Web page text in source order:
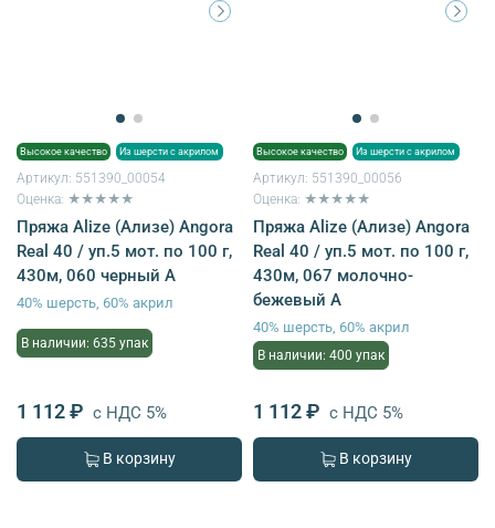
Высокое качество Из шерсти с акрилом
Артикул: 551390_00054
Оценка: ★★★★★
Пряжа Alize (Ализе) Angora
Real 40 / уп.5 мот. по 100 г,
430м, 060 черный A
40% шерсть, 60% акрил
В наличии: 635 упак
1 112 ₽ с НДС 5%
В корзину
Высокое качество Из шерсти с акрилом
Артикул: 551390_00056
Оценка: ★★★★★
Пряжа Alize (Ализе) Angora
Real 40 / уп.5 мот. по 100 г,
430м, 067 молочно-
бежевый A
40% шерсть, 60% акрил
В наличии: 400 упак
1 112 ₽ с НДС 5%
В корзину